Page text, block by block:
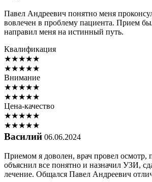
Павел Андреевич понятно меня
вовлечен в проблему пациента. Прием
направил меня на истинный путь.
Квалификация
★★★★★
★★★★★
Внимание
★★★★★
★★★★★
Цена-качество
★★★★★
★★★★★
Василий 06.06.2024
Приемом я доволен, врач провел осмотр,
объяснил все понятно и назначил УЗИ,
лечение. Общался Павел Андреевич